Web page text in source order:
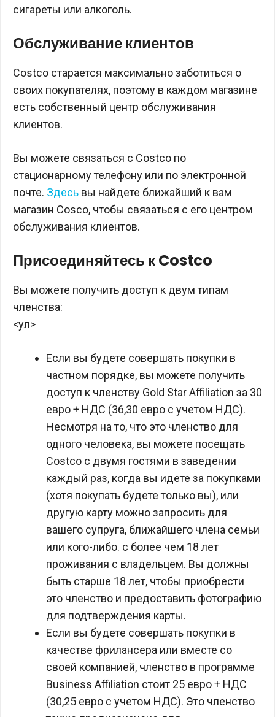
сигареты или алкоголь.
Обслуживание клиентов
Costco старается максимально заботиться о
своих покупателях, поэтому в каждом магазине
есть собственный центр обслуживания
клиентов.
Вы можете связаться с Costco по
стационарному телефону или по электронной
почте. Здесь вы найдете ближайший к вам
магазин Cosco, чтобы связаться с его центром
обслуживания клиентов.
Присоединяйтесь к Costco
Вы можете получить доступ к двум типам
членства:
<ул>
Если вы будете совершать покупки в
частном порядке, вы можете получить
доступ к членству Gold Star Affiliation за 30
евро + НДС (36,30 евро с учетом НДС).
Несмотря на то, что это членство для
одного человека, вы можете посещать
Costco с двумя гостями в заведении
каждый раз, когда вы идете за покупками
(хотя покупать будете только вы), или
другую карту можно запросить для
вашего супруга, ближайшего члена семьи
или кого-либо. с более чем 18 лет
проживания с владельцем. Вы должны
быть старше 18 лет, чтобы приобрести
это членство и предоставить фотографию
для подтверждения карты.
Если вы будете совершать покупки в
качестве фрилансера или вместе со
своей компанией, членство в программе
Business Affiliation стоит 25 евро + НДС
(30,25 евро с учетом НДС). Это членство